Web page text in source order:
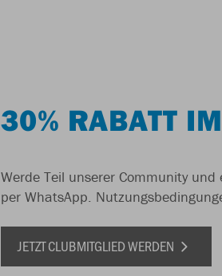
30% RABATT
Werde Teil unserer Community
per WhatsApp.
JETZT CLUBMITGLIED WERDEN